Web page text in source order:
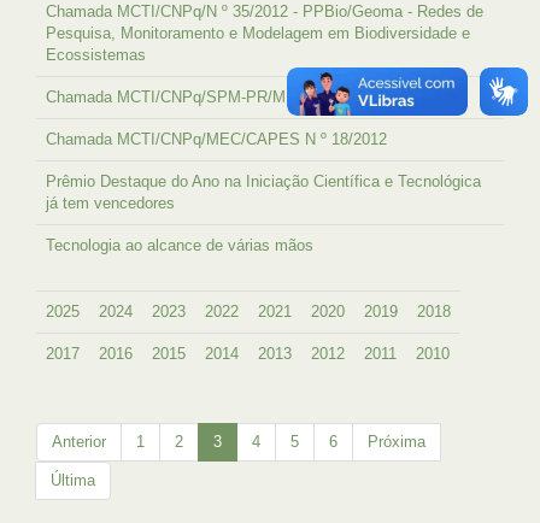
Chamada MCTI/CNPq/N º 35/2012 - PPBio/Geoma - Redes de
Pesquisa, Monitoramento e Modelagem em Biodiversidade e
Ecossistemas
Chamada MCTI/CNPq/SPM-PR/MDA Nº 32/2012
Chamada MCTI/CNPq/MEC/CAPES N º 18/2012
Prêmio Destaque do Ano na Iniciação Científica e Tecnológica
já tem vencedores
Tecnologia ao alcance de várias mãos
2025 2024 2023 2022 2021 2020 2019 2018
2017 2016 2015 2014 2013 2012 2011 2010
Anterior 1 2 3 4 5 6 Próxima
Última